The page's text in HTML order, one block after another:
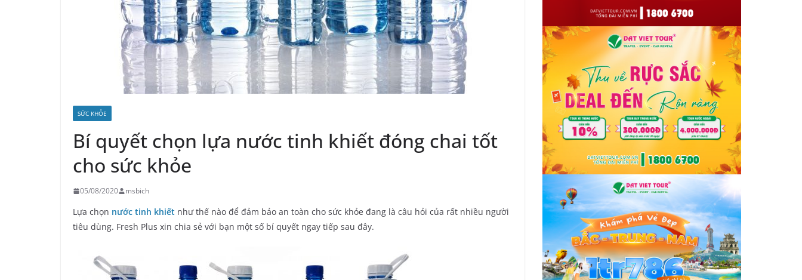
SỨC KHỎE
Bí quyết chọn lựa nước tinh khiết đóng chai tốt
cho sức khỏe
05/08/2020 msbich
Lựa chọn nước tinh khiết như thế nào để đảm bảo an toàn cho sức khỏe đang là câu hỏi của rất nhiều người
tiêu dùng. Fresh Plus xin chia sẻ với bạn một số bí quyết ngay tiếp sau đây.